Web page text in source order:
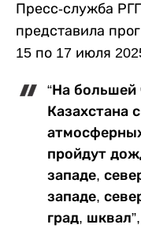
Пресс-служба
представила
15 по 17 июля
“На большей
Казахстана
пройдут
западе,
западе,
град,